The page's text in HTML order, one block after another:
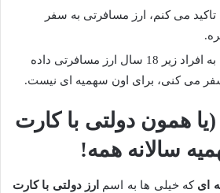
تاکید می کنم، ارز مسافرتی به سفر
به افراد زیر 18 سال ارز مسافرتی داده
سفر می کنی، برای اون سهمیه ای نیست.
همون دولتی با کارت
سالانه همه!
ای که خیلی ها به اسم ارز دولتی با کارت